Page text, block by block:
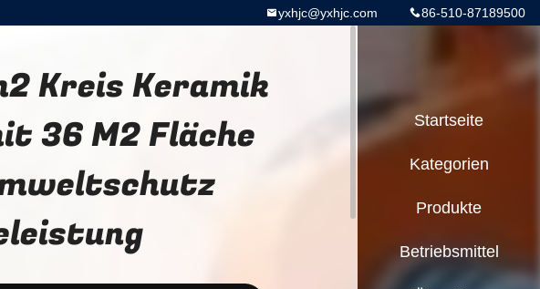
86-510-87189500
yxhjc@yxhjc.com
Kreis Keramik
36 M2 Fläche
Startseite
Kategorien
Produkte
Betriebsmittel